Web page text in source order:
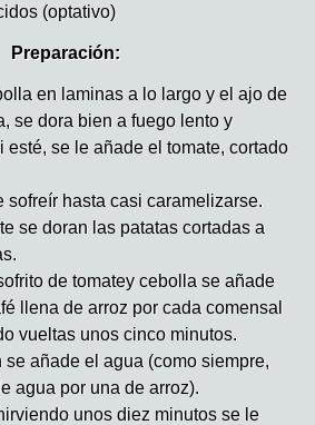
(optativo)
Preparación:
en laminas a lo largo y el ajo de
se dora bien a fuego lento y
esté, se le añade el tomate, cortado
sofreír hasta casi caramelizarse.
se doran las patatas cortadas a
de tomatey cebolla se añade
llena de arroz por cada comensal
vueltas unos cinco minutos.
se añade el agua (como siempre,
agua por una de arroz).
unos diez minutos se le